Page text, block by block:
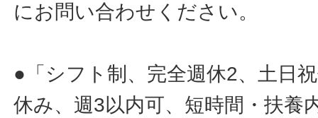
にお問い合わせください。
●「シフト制、完全週休2、土日
休み、週3以内可、短時間・扶養